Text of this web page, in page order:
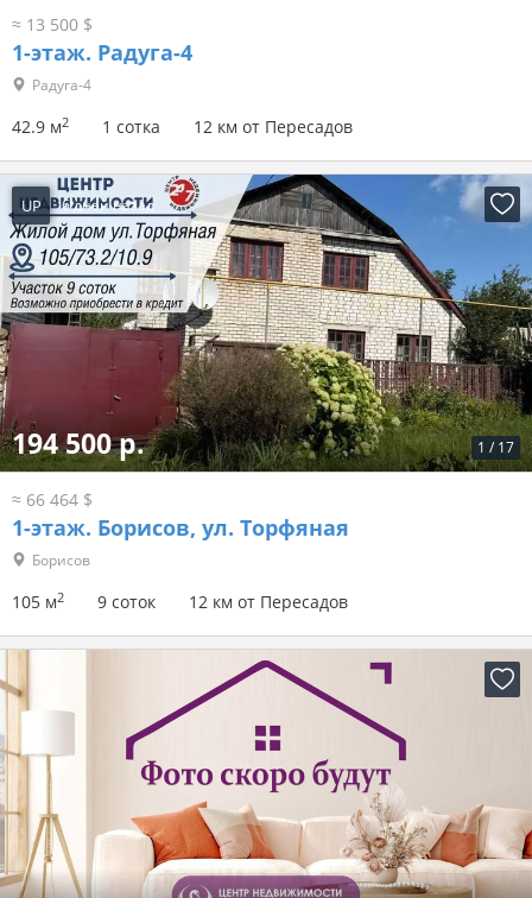
≈ 13 500 $
1-этаж. Радуга-4
Радуга-4
42.9 м2 1 сотка 12 км от Пересадов
UP 6 дней назад
1 / 17
194 500 р.
≈ 66 464 $
1-этаж. Борисов, ул. Торфяная
Борисов
105 м2 9 соток 12 км от Пересадов